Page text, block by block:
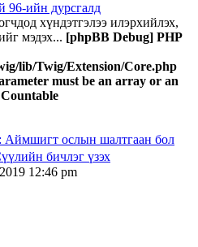
96-ийн дурсгалд
хүндэтгэлээ илэрхийлэх,
мэдэх... [phpBB Debug] PHP
lib/Twig/Extension/Core.php
must be an array or an
Аймшигт ослын шалтгаан бол
бичлэг үзэх
12:46 pm